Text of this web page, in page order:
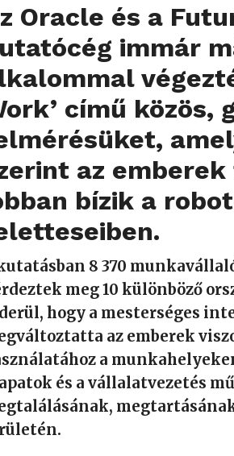
Oracle és a
immár
című közös,
az
bízik a
8 370
meg 10 különböző
hogy a mesterséges
az emberek
a
és a vállalatvezetés